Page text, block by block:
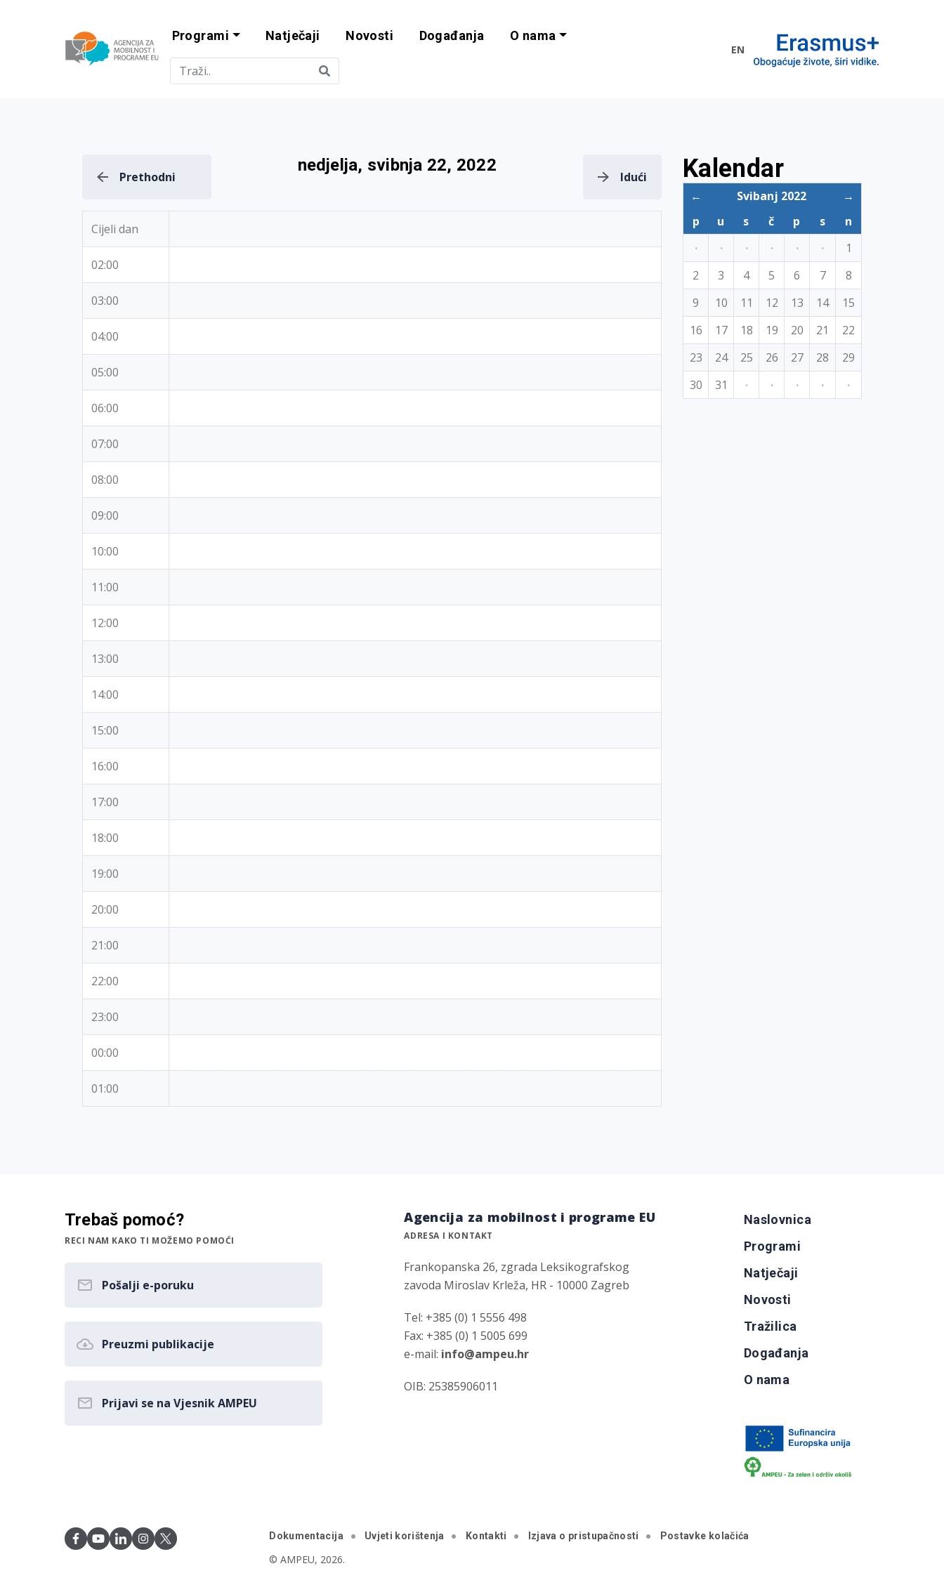
Agencija za mobilnost i programe EU
Programi Natječaji Novosti Događanja O nama
EN
Prethodni
nedjelja, svibnja 22, 2022
Idući
Cijeli dan
02:00
03:00
04:00
05:00
06:00
07:00
08:00
09:00
10:00
11:00
12:00
13:00
14:00
15:00
16:00
17:00
18:00
19:00
20:00
21:00
22:00
23:00
00:00
01:00
Kalendar
← Svibanj 2022
→
p
u s č p s
n
·
· · · · ·
1
2
3 4 5 6 7
8
9
10 11 12 13 14
15
16
17 18 19 20 21
22
23
24 25 26 27 28
29
30
31 · · · · ·
Trebaš pomoć?
RECI NAM KAKO TI MOŽEMO POMOĆI
Pošalji e-poruku
Preuzmi publikacije
Prijavi se na Vjesnik AMPEU
Agencija za mobilnost i programe EU
ADRESA I KONTAKT
Frankopanska 26, zgrada Leksikografskog
zavoda Miroslav Krleža, HR - 10000 Zagreb
Tel: +385 (0) 1 5556 498
Fax: +385 (0) 1 5005 699
e-mail: info@ampeu.hr
OIB: 25385906011
Naslovnica
Programi
Natječaji
Novosti
Tražilica
Događanja
O nama
Dokumentacija Uvjeti korištenja Kontakti Izjava o pristupačnosti Postavke kolačića
© AMPEU, 2026.